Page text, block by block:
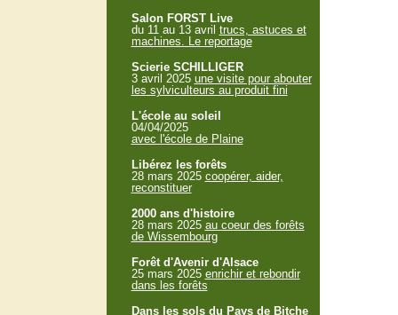
Salon FORST Live
du 11 au 13 avril trucs, astuces et
machines. Le reportage
Scierie SCHILLIGER
3 avril 2025 une visite pour abouter
les sylviculteurs au produit fini
L'école au soleil
04/04/2025
avec l'école de Plaine
Libérez les forêts
28 mars 2025 coopérer, aider,
reconstituer
2000 ans d'histoire
28 mars 2025 au coeur des forêts
de Wissembourg
Forêt d'Avenir d'Alsace
25 mars 2025 enrichir et rebondir
dans les forêts
Dans les sols du Pays de Bitche